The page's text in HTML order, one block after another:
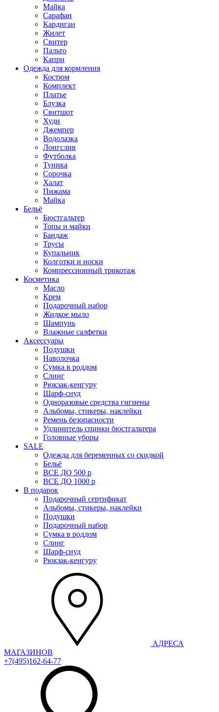
Майка
Сарафан
Кардиган
Жилет
Свитер
Пальто
Капри
Одежда для кормления
Костюм
Комплект
Платье
Блузка
Свитшот
Худи
Джемпер
Водолазка
Лонгслив
Футболка
Туника
Сорочка
Халат
Пижама
Майка
Бельё
Бюстгальтер
Топы и майки
Бандаж
Трусы
Купальник
Колготки и носки
Компрессионный трикотаж
Косметика
Масло
Крем
Подарочный набор
Жидкое мыло
Шампунь
Влажные салфетки
Аксессуары
Подушки
Наволочка
Сумка в роддом
Cлинг
Рюкзак-кенгуру
Шарф-снуд
Одноразовые средства гигиены
Альбомы, стикеры, наклейки
Ремень безопасности
Удлинитель спинки бюстгальтера
Головные уборы
SALE
Одежда для беременных со скидкой
Бельё
ВСЕ ДО 500 р
ВСЕ ДО 1000 р
В подарок
Подарочный сертификат
Альбомы, стикеры, наклейки
Подушки
Подарочный набор
Сумка в роддом
Слинг
Шарф-снуд
Рюкзак-кенгуру
АДРЕСА
МАГАЗИНОВ
+7(495)162-64-77